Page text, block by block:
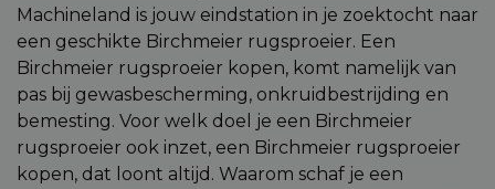
Machineland is jouw eindstation in je zoektocht naar
een geschikte Birchmeier rugsproeier. Een
Birchmeier rugsproeier kopen, komt namelijk van
pas bij gewasbescherming, onkruidbestrijding en
bemesting. Voor welk doel je een Birchmeier
rugsproeier ook inzet, een Birchmeier rugsproeier
kopen, dat loont altijd. Waarom schaf je een